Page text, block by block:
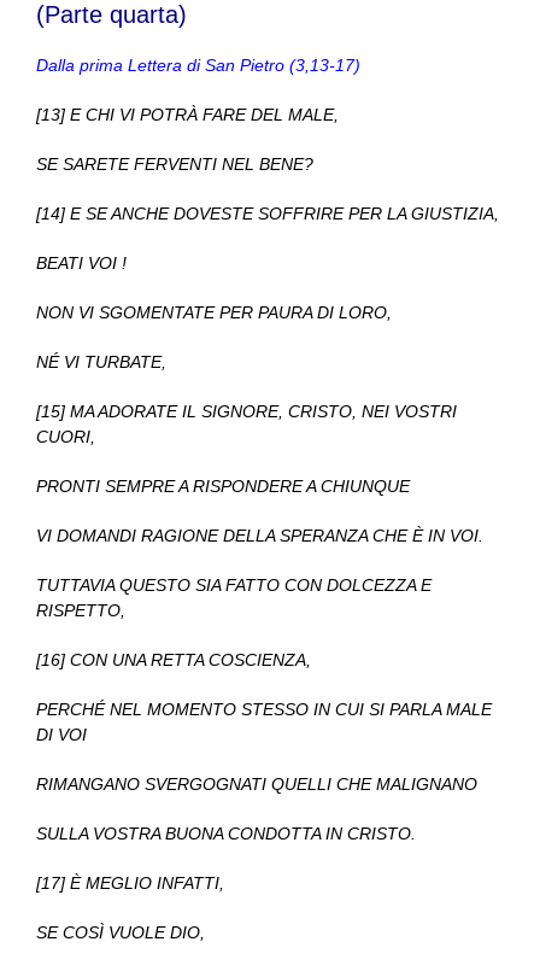
(Parte quarta)
Dalla prima Lettera di San Pietro (3,13-17)
[13] E CHI VI POTRÀ FARE DEL MALE,
SE SARETE FERVENTI NEL BENE?
[14] E SE ANCHE DOVESTE SOFFRIRE PER LA GIUSTIZIA,
BEATI VOI !
NON VI SGOMENTATE PER PAURA DI LORO,
NÉ VI TURBATE,
[15] MA ADORATE IL SIGNORE, CRISTO, NEI VOSTRI
CUORI,
PRONTI SEMPRE A RISPONDERE A CHIUNQUE
VI DOMANDI RAGIONE DELLA SPERANZA CHE È IN VOI.
TUTTAVIA QUESTO SIA FATTO CON DOLCEZZA E
RISPETTO,
[16] CON UNA RETTA COSCIENZA,
PERCHÉ NEL MOMENTO STESSO IN CUI SI PARLA MALE
DI VOI
RIMANGANO SVERGOGNATI QUELLI CHE MALIGNANO
SULLA VOSTRA BUONA CONDOTTA IN CRISTO.
[17] È MEGLIO INFATTI,
SE COSÌ VUOLE DIO,